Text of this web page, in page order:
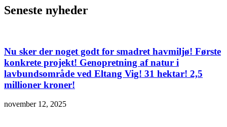
Seneste nyheder
Nu sker der noget godt for smadret havmiljø! Første
konkrete projekt! Genopretning af natur i
lavbundsområde ved Eltang Vig! 31 hektar! 2,5
millioner kroner!
november 12, 2025